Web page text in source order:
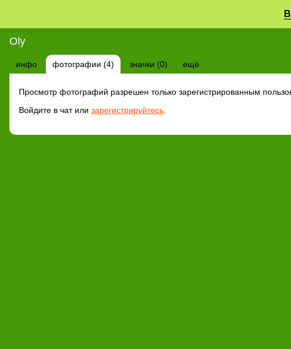
Oly
инфо фотографии (4) значки (0) ещё
Просмотр фотографий разрешен только зарегистрированным
Войдите в чат или зарегистрируйтесь